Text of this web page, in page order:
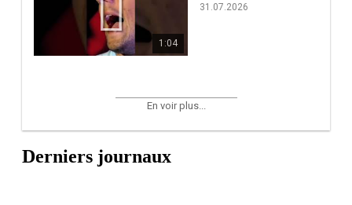
1:04
31.07.2026
En voir plus...
Derniers journaux